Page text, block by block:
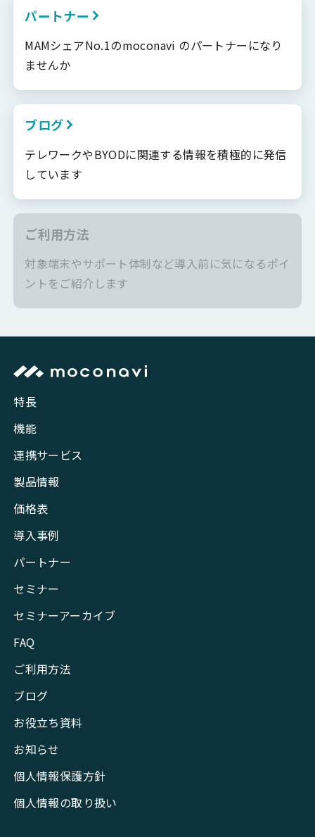
パートナー
MAMシェアNo.1のmoconavi のパートナーになり
ませんか
ブログ
テレワークやBYODに関連する情報を積極的に発信
しています
ご利用方法
対象端末やサポート体制など導入前に気になるポイ
ントをご紹介します
特長
機能
連携サービス
製品情報
価格表
導入事例
パートナー
セミナー
セミナーアーカイブ
FAQ
ご利用方法
ブログ
お役立ち資料
お知らせ
個人情報保護方針
個人情報の取り扱い